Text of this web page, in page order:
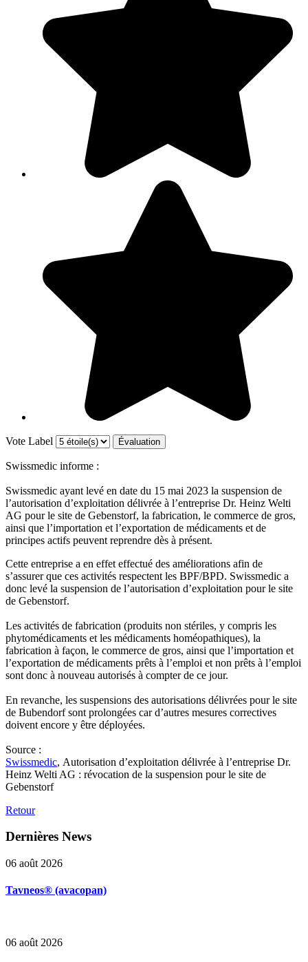
Vote Label
Swissmedic informe :
Swissmedic ayant levé en date du 15 mai 2023 la suspension de
l’autorisation d’exploitation délivrée à l’entreprise Dr. Heinz Welti
AG pour le site de Gebenstorf, la fabrication, le commerce de gros,
ainsi que l’importation et l’exportation de médicaments et de
principes actifs peuvent reprendre dès à présent.
Cette entreprise a en effet effectué des améliorations afin de
s’assurer que ces activités respectent les BPF/BPD. Swissmedic a
donc levé la suspension de l’autorisation d’exploitation pour le site
de Gebenstorf.
Les activités de fabrication (produits non stériles, y compris les
phytomédicaments et les médicaments homéopathiques), la
fabrication à façon, le commerce de gros, ainsi que l’importation et
l’exportation de médicaments prêts à l’emploi et non prêts à l’emploi
sont donc à nouveau autorisés à compter de ce jour.
En revanche, les suspensions des autorisations délivrées pour le site
de Bubendorf sont prolongées car d’autres mesures correctives
doivent encore y être déployées.
Source :
Swissmedic, Autorisation d’exploitation délivrée à l’entreprise Dr.
Heinz Welti AG : révocation de la suspension pour le site de
Gebenstorf
Retour
Dernières News
06 août 2026
Tavneos® (avacopan)
06 août 2026